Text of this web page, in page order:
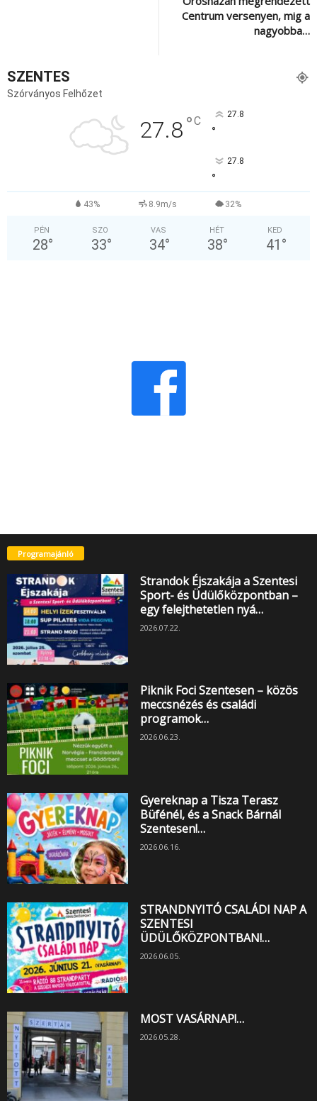
Centrum versenyen, mig a
nagyobba…
SZENTES
Szórványos Felhőzet
27.8°C 27.8
°
27.8
°
43% 8.9m/s 32%
PÉN
28°
SZO
33°
VAS
34°
HÉT
38°
KED
41 °
Programajánló
Strandok Éjszakája a Szentesi
Sport- és Üdülőközpontban –
egy felejthetetlen nyá…
2026.07.22.
Piknik Foci Szentesen – közös
meccsnézés és családi
programok…
2026.06.23.
Gyereknap a Tisza Terasz
Büfénél, és a Snack Bárnál
Szentesen!…
2026.06.16.
STRANDNYITÓ CSALÁDI NAP A
SZENTESI
ÜDÜLŐKÖZPONTBAN!…
2026.06.05.
MOST VASÁRNAP!…
2026.05.28.